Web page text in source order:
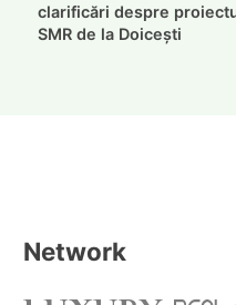
clarificări despre
SMR de la Doicești
Network